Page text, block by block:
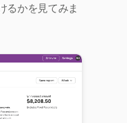
るかを見てみま